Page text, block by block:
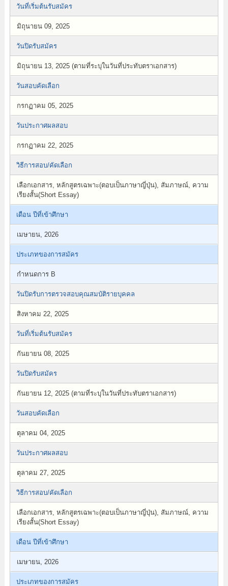
วันที่เริ่มต้นรับสมัคร
มิถุนายน 09, 2025
วันปิดรับสมัคร
มิถุนายน 13, 2025 (ตามที่ระบุในวันที่ประทับตราเอกสาร)
วันสอบคัดเลือก
กรกฏาคม 05, 2025
วันประกาศผลสอบ
กรกฏาคม 22, 2025
วิธีการสอบ/คัดเลือก
เลือกเอกสาร, หลักสูตรเฉพาะ(ตอบเป็นภาษาญี่ปุ่น), สัมภาษณ์, ความ
เรียงสั้น(Short Essay)
เดือน ปีที่เข้าศึกษา
เมษายน, 2026
ประเภทของการสมัคร
กำหนดการ B
วันปิดรับการตรวจสอบคุณสมบัติรายบุคคล
สิงหาคม 22, 2025
วันที่เริ่มต้นรับสมัคร
กันยายน 08, 2025
วันปิดรับสมัคร
กันยายน 12, 2025 (ตามที่ระบุในวันที่ประทับตราเอกสาร)
วันสอบคัดเลือก
ตุลาคม 04, 2025
วันประกาศผลสอบ
ตุลาคม 27, 2025
วิธีการสอบ/คัดเลือก
เลือกเอกสาร, หลักสูตรเฉพาะ(ตอบเป็นภาษาญี่ปุ่น), สัมภาษณ์, ความ
เรียงสั้น(Short Essay)
เดือน ปีที่เข้าศึกษา
เมษายน, 2026
ประเภทของการสมัคร